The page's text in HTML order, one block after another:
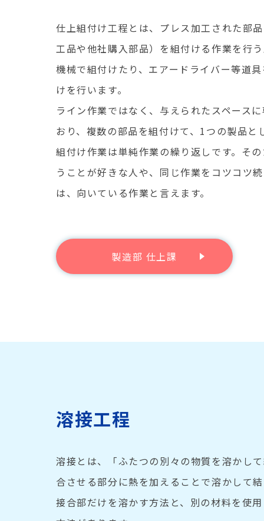
仕上組付け工程とは、プレス加工された部
工品や他社購入部品）を組付ける作業を行
機械で組付けたり、エアードライバー等道
けを行います。
ライン作業ではなく、与えられたスペース
おり、複数の部品を組付けて、1つの製品と
組付け作業は単純作業の繰り返しです。そ
うことが好きな人や、同じ作業をコツコツ
は、向いている作業と言えます。
製造部 仕上課
溶接工程
溶接とは、「ふたつの別々の物質を溶かし
合させる部分に熱を加えることで溶かして
接合部だけを溶かす方法と、別の材料を使